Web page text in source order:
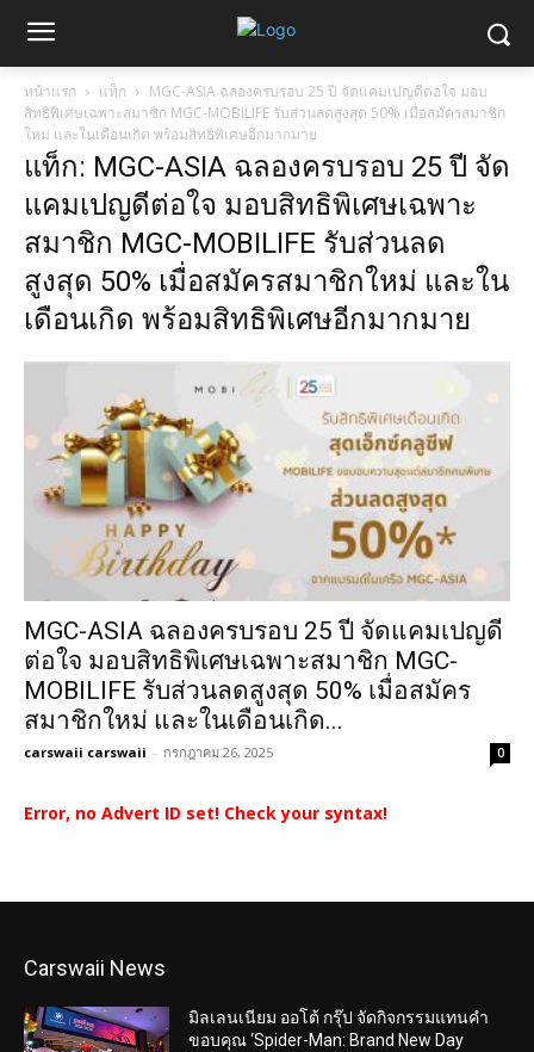
หน้าแรก แท็ก
MGC-ASIA ฉลองครบรอบ 25 ปี จัดแคมเปญดีต่อใจ มอบ
สิทธิพิเศษเฉพาะสมาชิก MGC-MOBILIFE รับส่วนลดสูงสุด 50% เมื่อสมัครสมาชิก
ใหม่ และในเดือนเกิด พร้อมสิทธิพิเศษอีกมากมาย
แท็ก: MGC-ASIA ฉลองครบรอบ 25 ปี จัด
แคมเปญดีต่อใจ มอบสิทธิพิเศษเฉพาะ
สมาชิก MGC-MOBILIFE รับส่วนลด
สูงสุด 50% เมื่อสมัครสมาชิกใหม่ และใน
เดือนเกิด พร้อมสิทธิพิเศษอีกมากมาย
MGC-ASIA ฉลองครบรอบ 25 ปี จัดแคมเปญดี
ต่อใจ มอบสิทธิพิเศษเฉพาะสมาชิก MGC-
MOBILIFE รับส่วนลดสูงสุด 50% เมื่อสมัคร
สมาชิกใหม่ และในเดือนเกิด...
carswaii carswaii - กรกฎาคม 26, 2025 0
Error, no Advert ID set! Check your syntax!
Carswaii News
มิลเลนเนียม ออโต้ กรุ๊ป จัดกิจกรรมแทนคำ
ขอบคุณ ‘Spider-Man: Brand New Day